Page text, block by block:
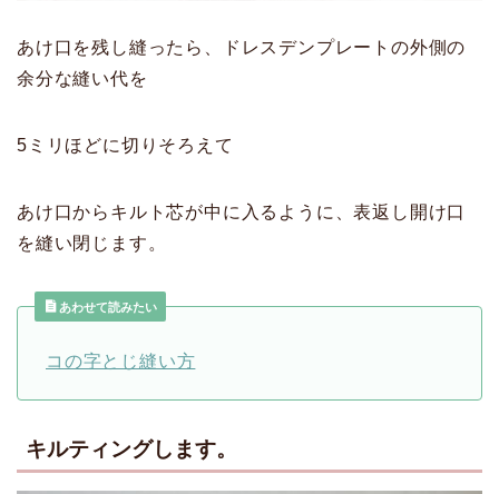
あけ口を残し縫ったら、ドレスデンプレートの外側の
余分な縫い代を
5ミリほどに切りそろえて
あけ口からキルト芯が中に入るように、表返し開け口
を縫い閉じます。
あわせて読みたい
コの字とじ縫い方
キルティングします。